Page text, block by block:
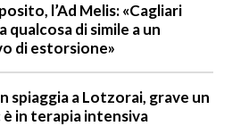
l’Ad Melis: «Cagliari
qualcosa di simile a un
di estorsione»
spiaggia a Lotzorai, grave un
è in terapia intensiva